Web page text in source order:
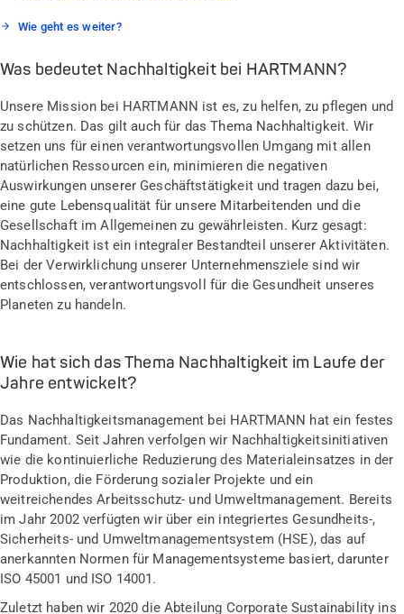
Wie geht es weiter?
Was bedeutet Nachhaltigkeit bei HARTMANN?
Unsere Mission bei HARTMANN ist es, zu helfen, zu pflegen und
zu schützen. Das gilt auch für das Thema Nachhaltigkeit. Wir
setzen uns für einen verantwortungsvollen Umgang mit allen
natürlichen Ressourcen ein, minimieren die negativen
Auswirkungen unserer Geschäftstätigkeit und tragen dazu bei,
eine gute Lebensqualität für unsere Mitarbeitenden und die
Gesellschaft im Allgemeinen zu gewährleisten. Kurz gesagt:
Nachhaltigkeit ist ein integraler Bestandteil unserer Aktivitäten.
Bei der Verwirklichung unserer Unternehmensziele sind wir
entschlossen, verantwortungsvoll für die Gesundheit unseres
Planeten zu handeln.
Wie hat sich das Thema Nachhaltigkeit im Laufe der
Jahre entwickelt?
Das Nachhaltigkeitsmanagement bei HARTMANN hat ein festes
Fundament. Seit Jahren verfolgen wir Nachhaltigkeitsinitiativen
wie die kontinuierliche Reduzierung des Materialeinsatzes in der
Produktion, die Förderung sozialer Projekte und ein
weitreichendes Arbeitsschutz- und Umweltmanagement. Bereits
im Jahr 2002 verfügten wir über ein integriertes Gesundheits-,
Sicherheits- und Umweltmanagementsystem (HSE), das auf
anerkannten Normen für Managementsysteme basiert, darunter
ISO 45001 und ISO 14001.
Zuletzt haben wir 2020 die Abteilung Corporate Sustainability ins